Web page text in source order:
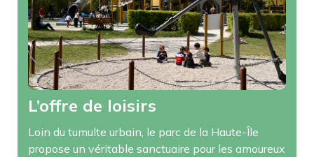
L’offre de loisirs
Loin du tumulte urbain, le parc de la Haute-Île
propose un véritable sanctuaire pour les amoureux